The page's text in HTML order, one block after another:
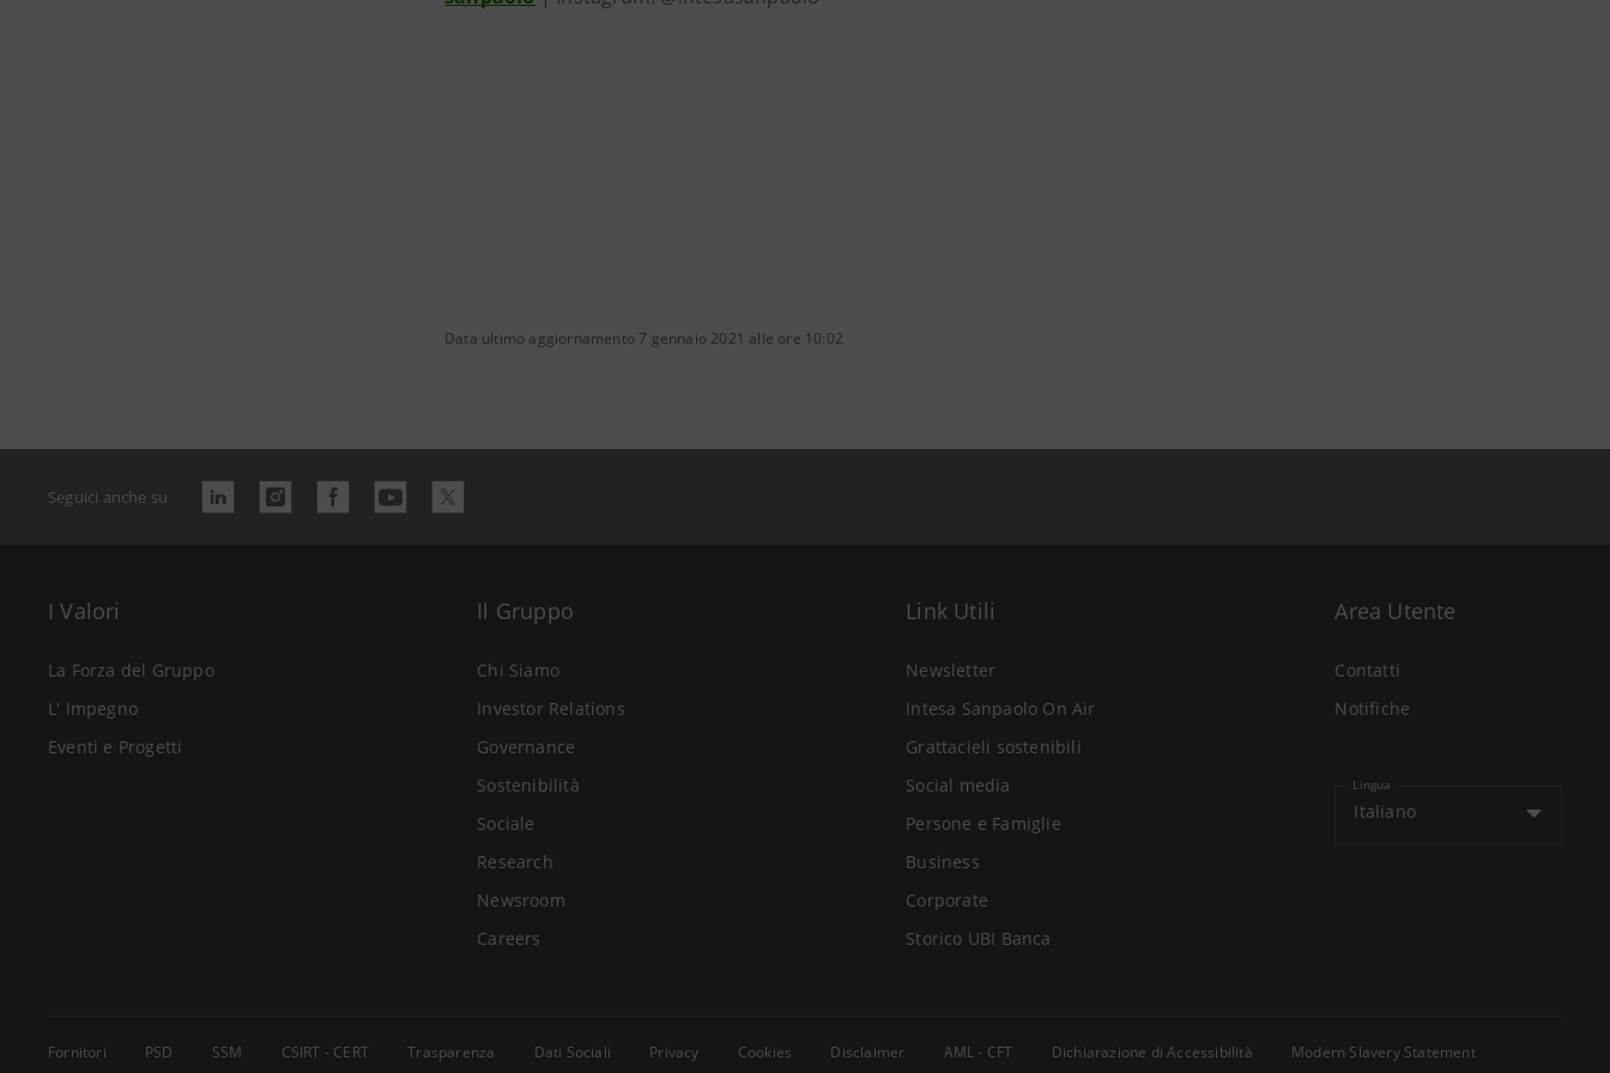
Data ultimo aggiornamento 7 gennaio 2021 alle ore 10:02
Seguici anche su
I Valori
La Forza del Gruppo
L' Impegno
Eventi e Progetti
Il Gruppo
Chi Siamo
Investor Relations
Governance
Sostenibilità
Sociale
Research
Newsroom
Careers
Link Utili
Newsletter
Intesa Sanpaolo On Air
Grattacieli sostenibili
Social media
Persone e Famiglie
Business
Corporate
Storico UBI Banca
Area Utente
Contatti
Notifiche
Lingua
Italiano
Fornitori PSD SSM CSIRT - CERT Trasparenza Dati Sociali Privacy Cookies Disclaimer AML - CFT Dichiarazione di Accessibilità Modern Slavery Statement